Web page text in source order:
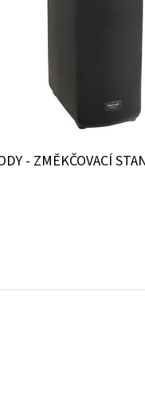
- ZMĚKČOVACÍ